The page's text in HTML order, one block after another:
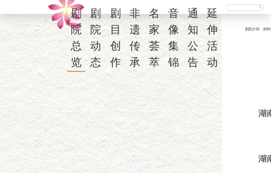
剧
院
总
览
剧
院
动
态
剧
目
创
作
非
遗
传
承
名
家
荟
萃
音
像
集
锦
通
知
公
告
延
伸
活
动
剧院介绍 剧种
湖
湖